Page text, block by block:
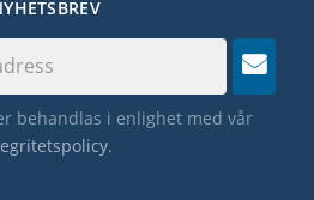
behandlas i enlighet med vår
.